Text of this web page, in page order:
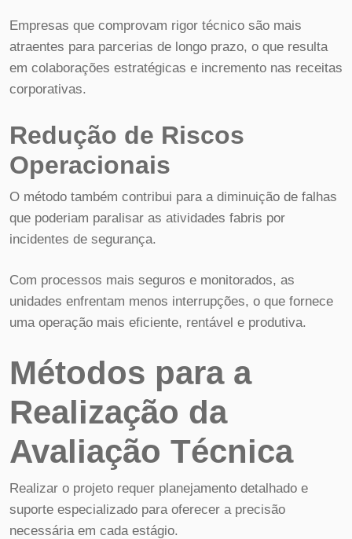
Empresas que comprovam rigor técnico são mais
atraentes para parcerias de longo prazo, o que resulta
em colaborações estratégicas e incremento nas receitas
corporativas.
Redução de Riscos
Operacionais
O método também contribui para a diminuição de falhas
que poderiam paralisar as atividades fabris por
incidentes de segurança.
Com processos mais seguros e monitorados, as
unidades enfrentam menos interrupções, o que fornece
uma operação mais eficiente, rentável e produtiva.
Métodos para a
Realização da
Avaliação Técnica
Realizar o projeto requer planejamento detalhado e
suporte especializado para oferecer a precisão
necessária em cada estágio.